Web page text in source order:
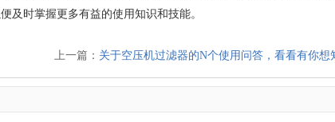
及时掌握更多有益的使用知识和技能。
上一篇： 关于空压机过滤器的N个使用问答，看看有你想